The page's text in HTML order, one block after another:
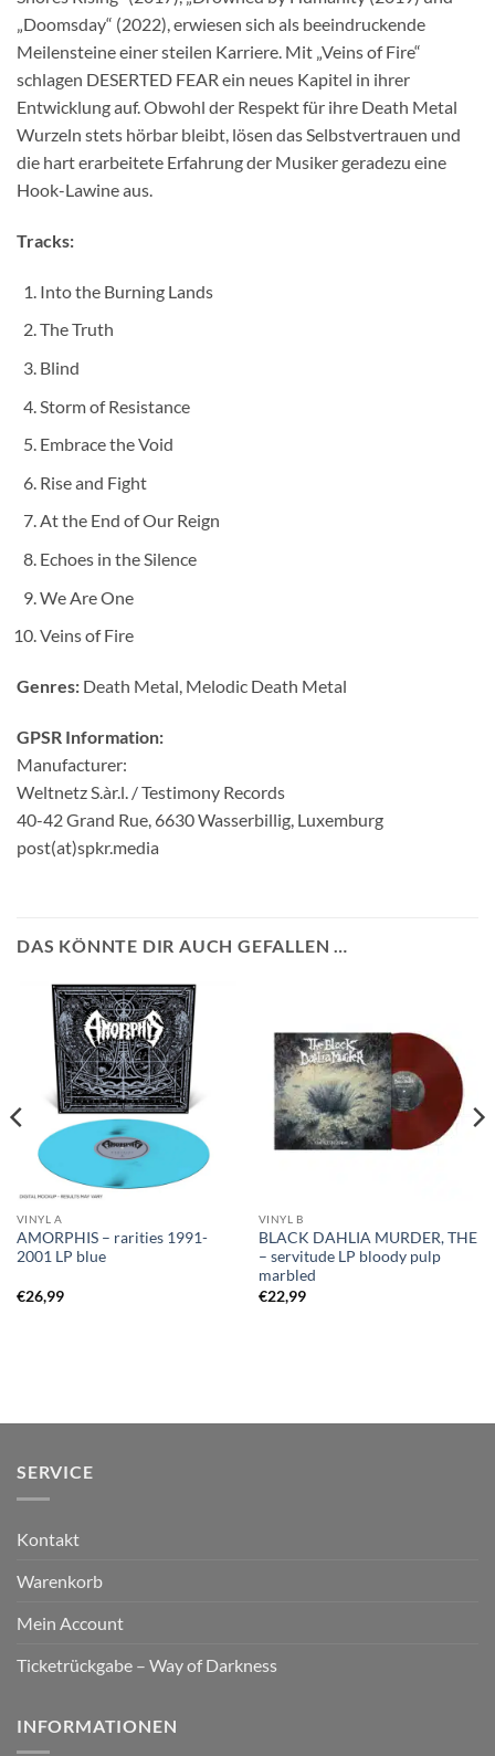
„Doomsday“ (2022), erwiesen sich als beeindruckende
Meilensteine einer steilen Karriere. Mit „Veins of Fire“
schlagen DESERTED FEAR ein neues Kapitel in ihrer
Entwicklung auf. Obwohl der Respekt für ihre Death Metal
Wurzeln stets hörbar bleibt, lösen das Selbstvertrauen und
die hart erarbeitete Erfahrung der Musiker geradezu eine
Hook-Lawine aus.
Tracks:
Into the Burning Lands
The Truth
Blind
Storm of Resistance
Embrace the Void
Rise and Fight
At the End of Our Reign
Echoes in the Silence
We Are One
Veins of Fire
Genres: Death Metal, Melodic Death Metal
GPSR Information:
Manufacturer:
Weltnetz S.àr.l. / Testimony Records
40-42 Grand Rue, 6630 Wasserbillig, Luxemburg
post(at)spkr.media
DAS KÖNNTE DIR AUCH GEFALLEN …
VINYL A
AMORPHIS – rarities 1991-
2001 LP blue
€26,99
VINYL B
BLACK DAHLIA MURDER, THE
– servitude LP bloody pulp
marbled
€22,99
SERVICE
Kontakt
Warenkorb
Mein Account
Ticketrückgabe – Way of Darkness
INFORMATIONEN